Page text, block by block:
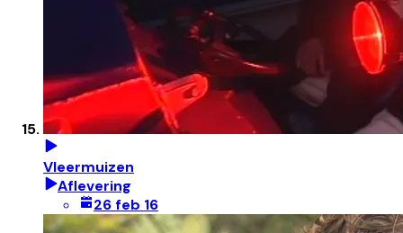
Vleermuizen
Aflevering
26 feb 16